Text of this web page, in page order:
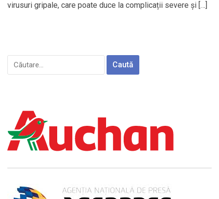
virusuri gripale, care poate duce la complicații severe și […]
Caută
după: